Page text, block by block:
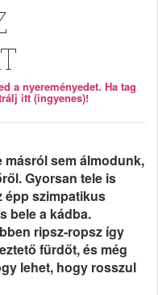
a nyereményedet. Ha tag
itt (ingyenes)!
másról sem álmodunk,
Gyorsan tele is
épp szimpatikus
bele a kádba.
ripsz-ropsz így
fürdőt, és még
lehet, hogy rosszul